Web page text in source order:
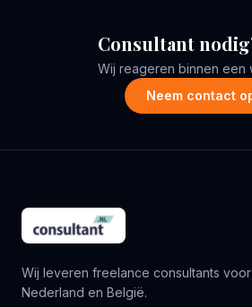
Consultant
Wij reageren binnen een
Neem contact
Wij leveren freelance consultants
Nederland en België.